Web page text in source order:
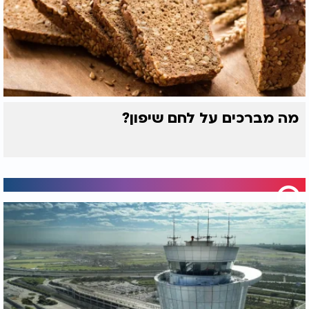
"ברוך אתה ה' אלוהינו מלך העולם שעקר עבודה-זרה
מארצנו". ובחוץ לארץ יחתום: "מהמקום הזה".
ברכה על תופעות טבע יוצאות דופן
הרואה תופעות טבע בלתי רגילות, כגון ברק, כוכב שביט,
הרי געש, הרים גבוהים מאוד או נהרות גדולים מאוד
מברך "בָּרוּךְ אַתָּה ה' אֱלהֵינוּ מֶלֶךְ הָעולָם עשֶׂה מַעֲשֵׂה
בְּרֵאשִׁית". אדם שרואה קשת בענן יאמר "בָּרוּךְ אַתָּה ה'
אם רואה רעמים, סופה עזה או חווה ברעידת אדמה יברך
"בָּרוּךְ אַתָּה ה' אֱלהֵינוּ מֶלֶךְ הָעולָם שֶׁכּחו וּגְבוּרָתו מָלֵא
עולָם".
הרואה את הים הגדול
"בָּרוּךְ אַתָּה ה' אֱלהֵינוּ מֶלֶךְ הָעולָם עשֶׂה אֶת הַיָּם הַגָּדול".
הרואה עצי מאכל בפריחתם בימי ניסן
מה מברכים על לחם שיפון?